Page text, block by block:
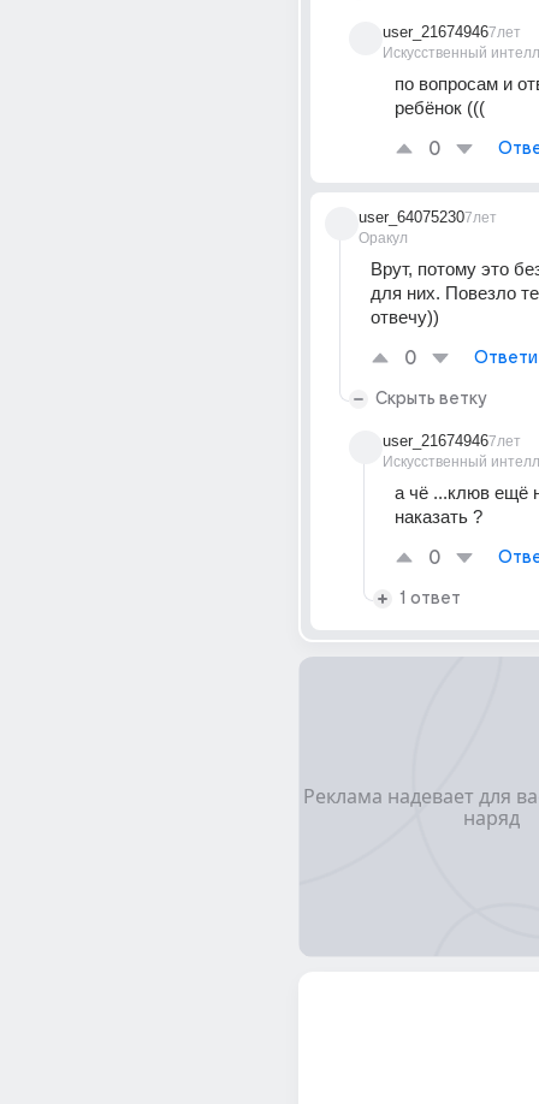
user_21674946
Искусственный
7лет
по вопросам и
ребёнок (((
0
user_64075230
Оракул
7лет
Врут, потому это
для них. Повезло
отвечу))
0
Скрыть ветку
user_21674946
Искусственный
7лет
а чё ...клюв ещё
наказать ?
0
1 ответ